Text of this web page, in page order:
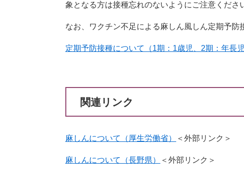
象となる方は接種忘れのないようにご注意くださ
なお、ワクチン不足による麻しん風しん定期予防
定期予防接種について（1期：1歳児、2期：年長児
関連リンク
麻しんについて（厚生労働省） ＜外部リンク＞
麻しんについて（長野県） ＜外部リンク＞